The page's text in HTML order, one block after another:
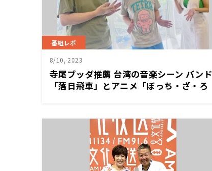
番組レポ
8/10, 2023
寺尾ブッダ推薦 台湾の音楽シーン バンド
「落日飛車」とアニメ「ぼっち・ざ・ろ